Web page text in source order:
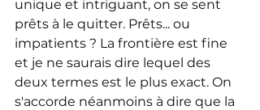
unique et intriguant, on se sent
prêts à le quitter. Prêts... ou
impatients ? La frontière est fine
et je ne saurais dire lequel des
deux termes est le plus exact. On
s'accorde néanmoins à dire que la